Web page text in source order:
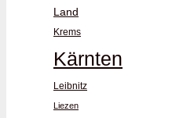
Land
Krems
Kärnten
Leibnitz
Liezen